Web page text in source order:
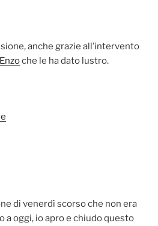
anche grazie all’intervento
Enzoche le ha dato lustro.
di venerdì scorso che non era
a oggi, io apro e chiudo questo